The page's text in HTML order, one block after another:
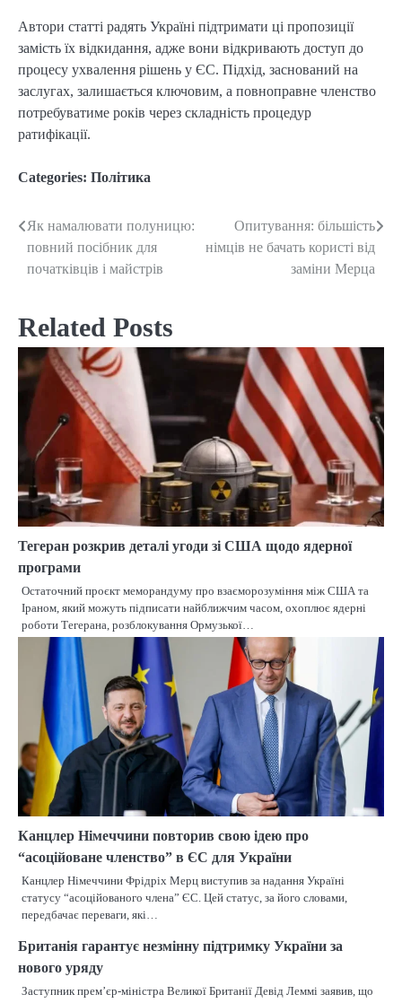
Автори статті радять Україні підтримати ці пропозиції
замість їх відкидання, адже вони відкривають доступ до
процесу ухвалення рішень у ЄС. Підхід, заснований на
заслугах, залишається ключовим, а повноправне членство
потребуватиме років через складність процедур
ратифікації.
Categories: Політика
Post
navigation
Як намалювати полуницю:
повний посібник для
початківців і майстрів
Опитування: більшість
німців не бачать користі від
заміни Мерца
Related Posts
Тегеран розкрив деталі угоди зі США щодо ядерної
програми
Остаточний проєкт меморандуму про взаєморозуміння між США та
Іраном, який можуть підписати найближчим часом, охоплює ядерні
роботи Тегерана, розблокування Ормузької…
Канцлер Німеччини повторив свою ідею про
“асоційоване членство” в ЄС для України
Канцлер Німеччини Фрідріх Мерц виступив за надання Україні
статусу “асоційованого члена” ЄС. Цей статус, за його словами,
передбачає переваги, які…
Британія гарантує незмінну підтримку України за
нового уряду
Заступник прем’єр-міністра Великої Британії Девід Леммі заявив, що